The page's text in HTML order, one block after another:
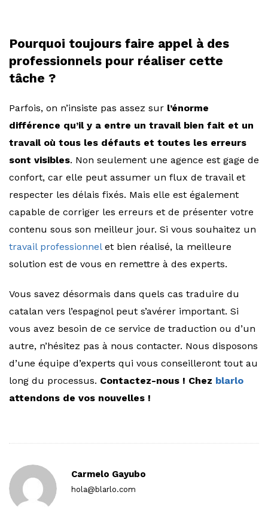
Pourquoi toujours faire appel à des
professionnels pour réaliser cette
tâche ?
Parfois, on n’insiste pas assez sur l’énorme
différence qu’il y a entre un travail bien fait et un
travail où tous les défauts et toutes les erreurs
sont visibles. Non seulement une agence est gage de
confort, car elle peut assumer un flux de travail et
respecter les délais fixés. Mais elle est également
capable de corriger les erreurs et de présenter votre
contenu sous son meilleur jour. Si vous souhaitez un
travail professionnelet bien réalisé, la meilleure
solution est de vous en remettre à des experts.
Vous savez désormais dans quels cas traduire du
catalan vers l’espagnol peut s’avérer important. Si
vous avez besoin de ce service de traduction ou d’un
autre, n’hésitez pas à nous contacter. Nous disposons
d’une équipe d’experts qui vous conseilleront tout au
long du processus. Contactez-nous ! Chez blarlo
attendons de vos nouvelles !
Carmelo Gayubo
hola@blarlo.com